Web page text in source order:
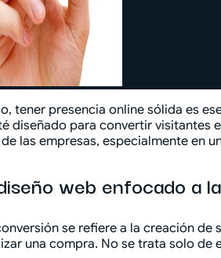
tener presencia online sólida es
diseñado para convertir visitantes
las empresas, especialmente en
web enfocado a
se refiere a la creación
una compra. No se trata solo